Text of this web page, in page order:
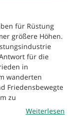
für Rüstung
größere Höhen.
für die
in
wanderten
Friedensbewegte
zu
Weiterlesen